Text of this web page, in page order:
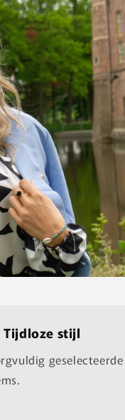
Tijdloze stijl
geselecteerde